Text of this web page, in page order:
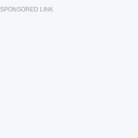
SPONSORED LINK